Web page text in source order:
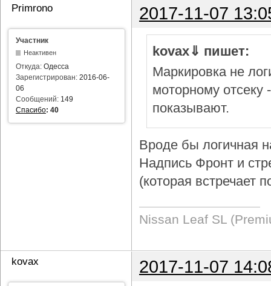
Primrono 2017-11-07
Участник
Неактивен
Откуда: Одесса
Зарегистрирован: 2016-06-
06
Сообщений: 149
Спасибо: 40
kovax⇓ пишет:
Маркировка не
моторному отсеку
показывают.
Вроде бы логичная
Надпись Фронт и
(которая встречает
Nissan Leaf SL
kovax 2017-11-07